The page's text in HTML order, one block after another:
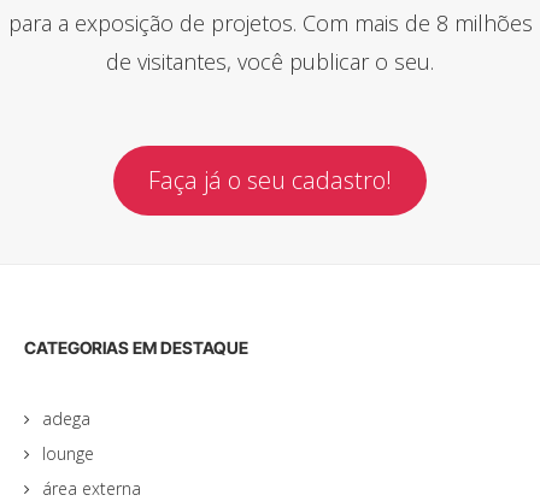
para a exposição de projetos. Com mais de 8 milhões
de visitantes, você publicar o seu.
Faça já o seu cadastro!
CATEGORIAS EM DESTAQUE
adega
lounge
área externa